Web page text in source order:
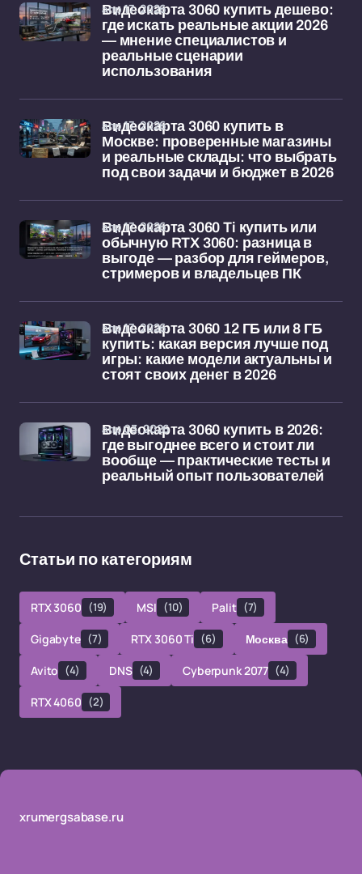
Видеокарта 3060 купить дешево:
где искать реальные акции 2026
— мнение специалистов и
реальные сценарии
использования
апр 17, 2026
Видеокарта 3060 купить в
Москве: проверенные магазины
и реальные склады: что выбрать
под свои задачи и бюджет в 2026
апр 17, 2026
Видеокарта 3060 Ti купить или
обычную RTX 3060: разница в
выгоде — разбор для геймеров,
стримеров и владельцев ПК
апр 17, 2026
Видеокарта 3060 12 ГБ или 8 ГБ
купить: какая версия лучше под
игры: какие модели актуальны и
стоят своих денег в 2026
апр 17, 2026
Видеокарта 3060 купить в 2026:
где выгоднее всего и стоит ли
вообще — практические тесты и
реальный опыт пользователей
апр 03, 2026
Статьи по категориям
RTX 3060 (19) MSI (10) Palit (7)
Gigabyte (7) RTX 3060 Ti (6) Москва (6)
Avito (4) DNS (4) Cyberpunk 2077 (4)
RTX 4060 (2)
xrumergsabase.ru